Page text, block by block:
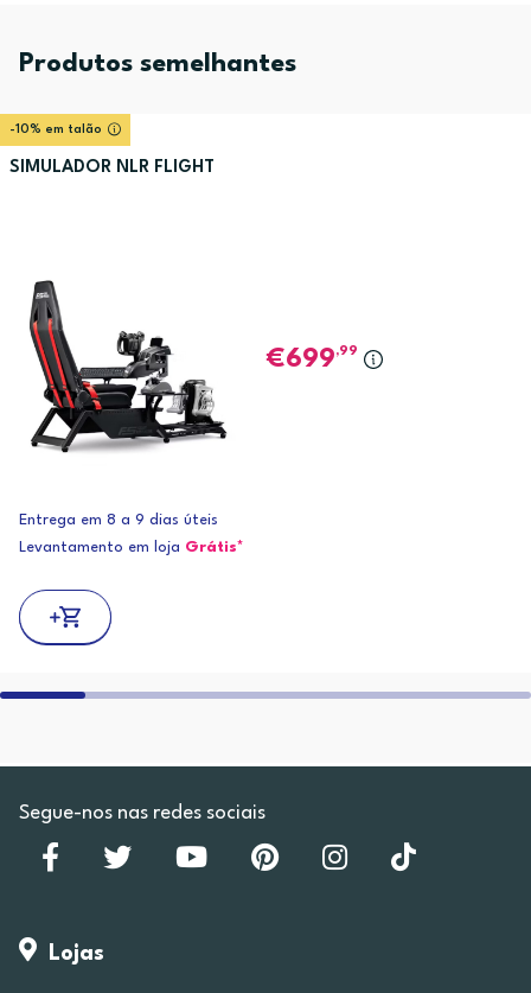
Produtos semelhantes
-10% em talão
SIMULADOR NLR FLIGHT
699,99
Entrega em 8 a 9 dias úteis
Levantamento em loja Grátis*
Segue-nos nas redes sociais
Lojas